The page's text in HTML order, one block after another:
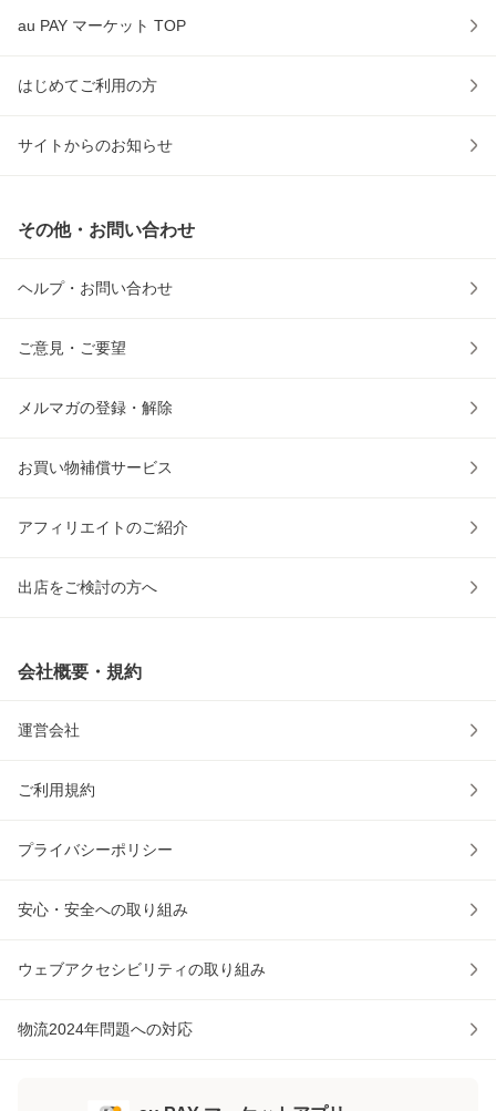
au PAY マーケット TOP
はじめてご利用の方
サイトからのお知らせ
その他・お問い合わせ
ヘルプ・お問い合わせ
ご意見・ご要望
メルマガの登録・解除
お買い物補償サービス
アフィリエイトのご紹介
出店をご検討の方へ
会社概要・規約
運営会社
ご利用規約
プライバシーポリシー
安心・安全への取り組み
ウェブアクセシビリティの取り組み
物流2024年問題への対応